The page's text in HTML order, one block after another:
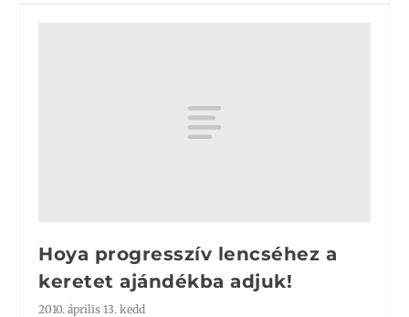
Hoya progresszív lencséhez a
keretet ajándékba adjuk!
2010. április 13. kedd